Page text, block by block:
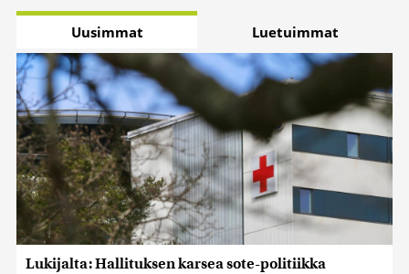
Uusimmat Luetuimmat
Lukijalta: Hallituksen karsea sote-politiikka